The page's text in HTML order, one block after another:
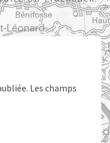
Les champs